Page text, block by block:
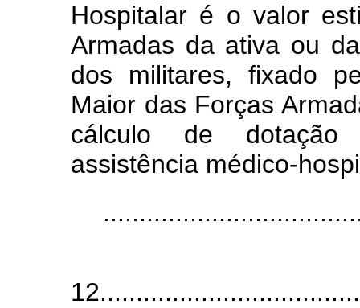
Hospitalar é o valor
Armadas da ativa ou
dos militares, fixado
Maior das Forças
cálculo de dotação
assistência médico-